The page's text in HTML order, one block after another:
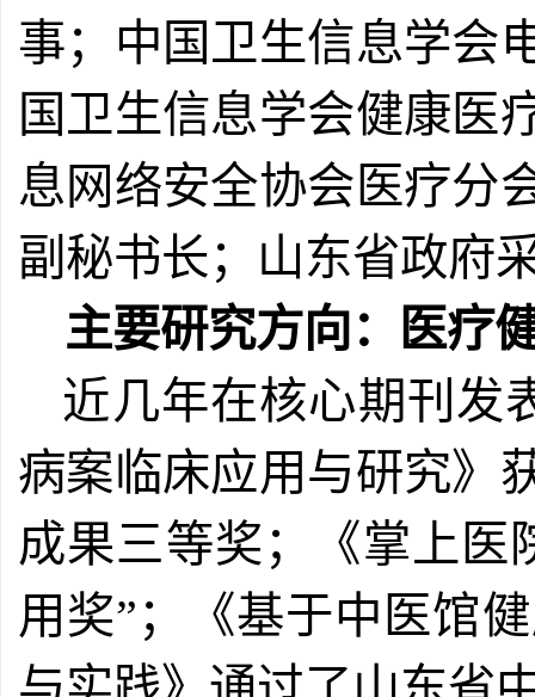
事；中国卫生信息学会
国卫生信息学会健康医
息网络安全协会医疗分
副秘书长；山东省政府
主要研究方向：医疗
近几年在核心期刊发
病案临床应用与研究》
成果三等奖；《掌上医
用奖”；《基于中医馆